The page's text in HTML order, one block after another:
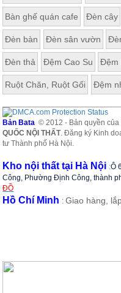
Bàn ghế quán cafe Đèn cây
Đèn bàn Đèn sân vườn
Đèn thả Đệm Cao Su Đệm
Ruột Chăn, Ruột Gối Đệm
Bản Bata © 2012 - Bản quyền của
QUỐC NỘI THẤT. Đăng ký Kinh
tư Thành phố Hà Nội.
Kho nội thất tại Hà Nội :Ô
Công, Phường Định Công, thành
ĐỒ
Hồ Chí Minh :Giao hàng,